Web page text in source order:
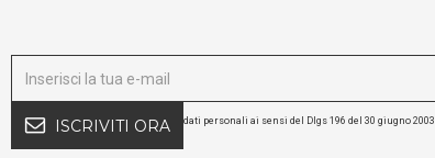
ISCRIVITI ORA dati personali ai sensi del Dlgs 196 del 30 giugno 2003